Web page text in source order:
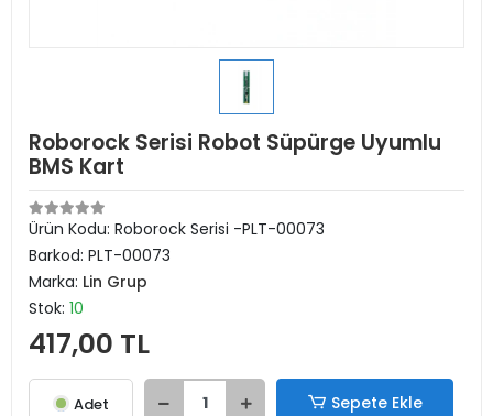
Roborock Serisi Robot Süpürge Uyumlu
BMS Kart
Ürün Kodu: Roborock Serisi -PLT-00073
Barkod: PLT-00073
Marka: Lin Grup
Stok: 10
417,00 TL
Adet Sepete Ekle